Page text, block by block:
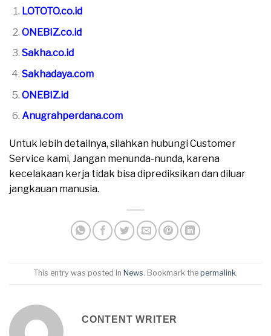
LOTOTO.co.id
ONEBIZ.co.id
Sakha.co.id
Sakhadaya.com
ONEBIZ.id
Anugrahperdana.com
Untuk lebih detailnya, silahkan hubungi Customer
Service kami, Jangan menunda-nunda, karena
kecelakaan kerja tidak bisa diprediksikan dan diluar
jangkauan manusia.
This entry was posted in News. Bookmark the permalink.
CONTENT WRITER